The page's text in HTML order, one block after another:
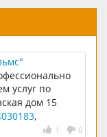
услуг по
пленок на
и
дом 15
,
1 0